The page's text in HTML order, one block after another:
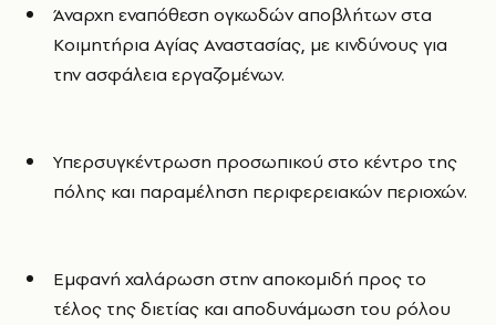
Άναρχη εναπόθεση ογκωδών αποβλήτων στα
Κοιμητήρια Αγίας Αναστασίας, με κινδύνους για
την ασφάλεια εργαζομένων.
Υπερσυγκέντρωση προσωπικού στο κέντρο της
πόλης και παραμέληση περιφερειακών περιοχών.
Εμφανή χαλάρωση στην αποκομιδή προς το
τέλος της διετίας και αποδυνάμωση του ρόλου